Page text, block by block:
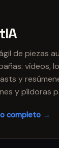
de piezas
vídeos,
y
y píldoras
completo →